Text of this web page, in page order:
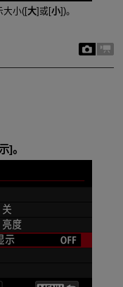
大小([大]或[小])。
]。